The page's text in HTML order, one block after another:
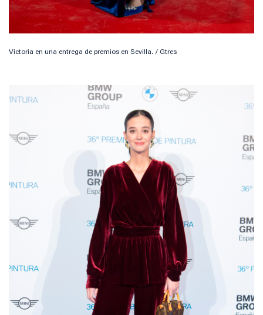
Victoria en una entrega de premios en Sevilla. / Gtres